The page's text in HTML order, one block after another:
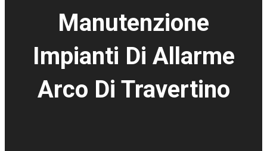
Manutenzione
Impianti Di Allarme
Arco Di Travertino